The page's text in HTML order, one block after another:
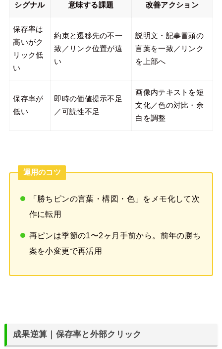
シグナル 意味する課題 改善アクション
保存率は
高いがク
リック低
い
約束と遷移先の不一
致／リンク位置が遠
い
説明文・記事冒頭の
言葉を一致／リンク
を上部へ
保存率が
低い
即時の価値提示不足
／可読性不足
画像内テキストを短
文化／色の対比・余
白を調整
運用のコツ
「勝ちピンの言葉・構図・色」をメモ化して次
作に転用
再ピンは季節の1〜2ヶ月手前から。前年の勝ち
案を小変更で再活用
成果逆算｜保存率と外部クリック